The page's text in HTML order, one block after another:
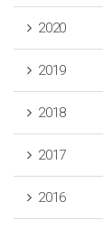
2020
2019
2018
2017
2016